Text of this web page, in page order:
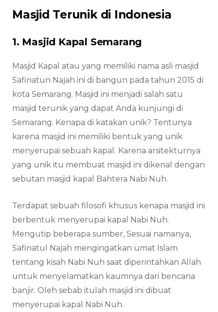
Masjid Terunik di Indonesia
1. Masjid Kapal Semarang
Masjid Kapal atau yang memiliki nama asli masjid
Safinatun Najah ini di bangun pada tahun 2015 di
kota Semarang. Masjid ini menjadi salah satu
masjid terunik yang dapat Anda kunjungi di
Semarang. Kenapa di katakan unik? Tentunya
karena masjid ini memiliki bentuk yang unik
menyerupai sebuah kapal. Karena arsitekturnya
yang unik itu membuat masjid ini dikenal dengan
sebutan masjid kapal Bahtera Nabi Nuh.
Terdapat sebuah filosofi khusus kenapa masjid ini
berbentuk menyerupai kapal Nabi Nuh.
Mengutip beberapa sumber, Sesuai namanya,
Safinatul Najah mengingatkan umat Islam
tentang kisah Nabi Nuh saat diperintahkan Allah
untuk menyelamatkan kaumnya dari bencana
banjir. Oleh sebab itulah masjid ini dibuat
menyerupai kapal Nabi Nuh.